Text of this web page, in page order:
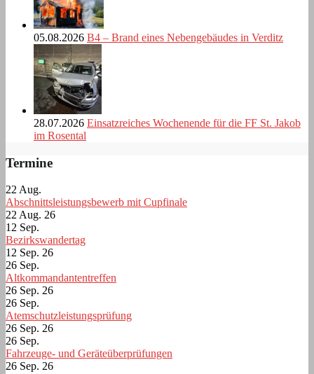
05.08.2026 B4 – Brand eines Nebengebäudes in Verditz
28.07.2026 Einsatzreiches Wochenende für die FF St. Jakob
im Rosental
Termine
22 Aug.
Abschnittsleistungsbewerb mit Cupfinale
22 Aug. 26
12 Sep.
Bezirkswandertag
12 Sep. 26
26 Sep.
Altkommandantentreffen
26 Sep. 26
26 Sep.
Atemschutzleistungsprüfung
26 Sep. 26
26 Sep.
Fahrzeuge- und Geräteüberprüfungen
26 Sep. 26